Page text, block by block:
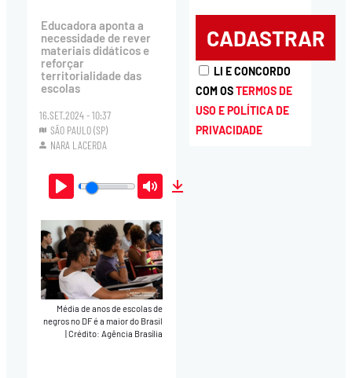
Educadora aponta a
necessidade de rever
materiais didáticos e
reforçar
territorialidade das
escolas
16.SET.2024 - 10:37
SÃO PAULO (SP)
NARA LACERDA
Play Mute
Média de anos de escolas de
negros no DF é a maior do Brasil
|Crédito: Agência Brasília
LI E CONCORDO
COM OSTERMOS DE
USO E POLÍTICA DE
PRIVACIDADE